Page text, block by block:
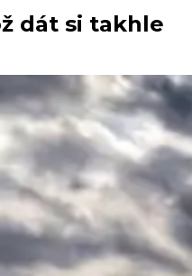
dát si takhle